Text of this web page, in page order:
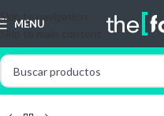
Skip to navigation
Skip to main content
MENU